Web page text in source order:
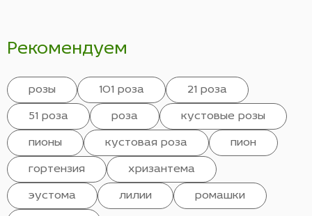
Рекомендуем
розы 101 роза 21 роза
51 роза роза кустовые розы
пионы кустовая роза пион
гортензия хризантема
эустома лилии ромашки